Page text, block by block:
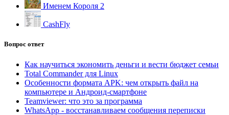
Именем Короля 2
CashFly
Вопрос ответ
Как научиться экономить деньги и вести бюджет семьи
Total Commander для Linux
Особенности формата APK: чем открыть файл на
компьютере и Андроид-смартфоне
Teamviewer: что это за программа
WhatsApp - восстанавливаем сообщения переписки